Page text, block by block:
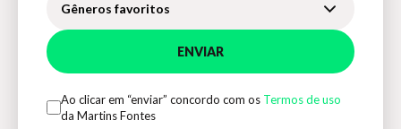
Gêneros favoritos
ENVIAR
Ao clicar em “enviar” concordo com os Termos de uso
da Martins Fontes